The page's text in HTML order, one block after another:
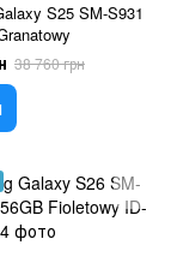
S25 SM-S931
38 760 грн